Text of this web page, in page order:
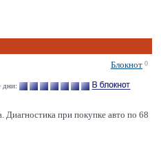
Блокнот 0
дни:
при покупке авто по 68